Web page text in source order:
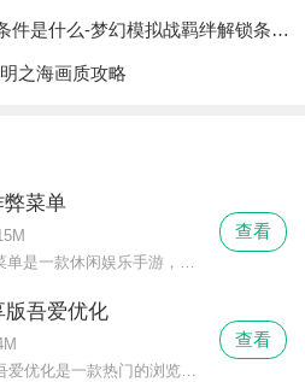
梦幻模拟战辉夜羁绊解锁条件是什么-梦幻模拟战羁绊解锁条件一览
之海画质攻略
菜单
贪吃蛇内置作弊菜单是一款休闲娱乐手游，你能够在这里体会到十分休闲的游戏节奏，在这里你不仅与别人比较各种策略运用，还有各种手速的比拼。贪吃蛇内置作弊菜单在这里你将操控一条小蛇，并帮助它不断的成长，你可以让它随意的移动，并通过吃各种小圆点来逐渐变长变大。
查看
版吾爱优化
uc无限制优享版吾爱优化是一款热门的浏览应用，在这里有丰富的资源等你来体验，让你在这里一个软件了解天下时事的同时还能够帮助你查询各种资料，更可以在这里看尽各种自己想看的视频、小说内容。uc无限制优享版吾爱优化在这里有最快的搜索速度，强大的资源，让你自由搜索，享受在这里观看的乐趣。
查看